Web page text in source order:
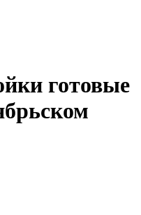
готовые